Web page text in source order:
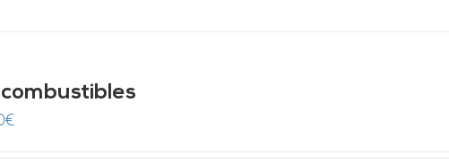
€